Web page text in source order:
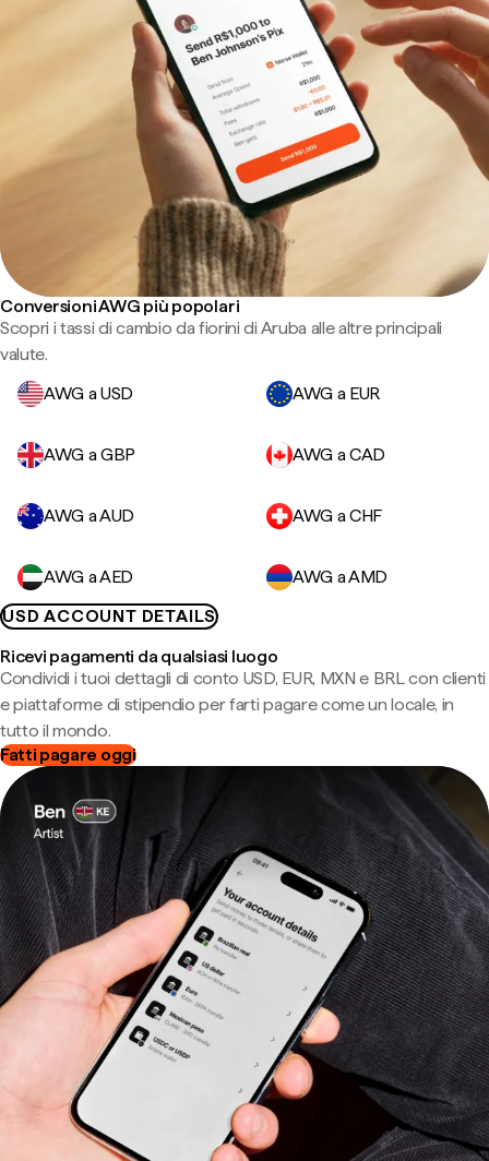
Conversioni AWG più popolari
Scopri i tassi di cambio da fiorini di Aruba alle altre principali
valute.
AWG a USD
AWG a EUR
AWG a GBP AWG a CAD
AWG a AUD AWG a CHF
AWG a AED
AWG a AMD
USD ACCOUNT DETAILS
Ricevi pagamenti da qualsiasi luogo
Condividi i tuoi dettagli di conto USD, EUR, MXN e BRL con clienti
e piattaforme di stipendio per farti pagare come un locale, in
tutto il mondo.
Fatti pagare oggi